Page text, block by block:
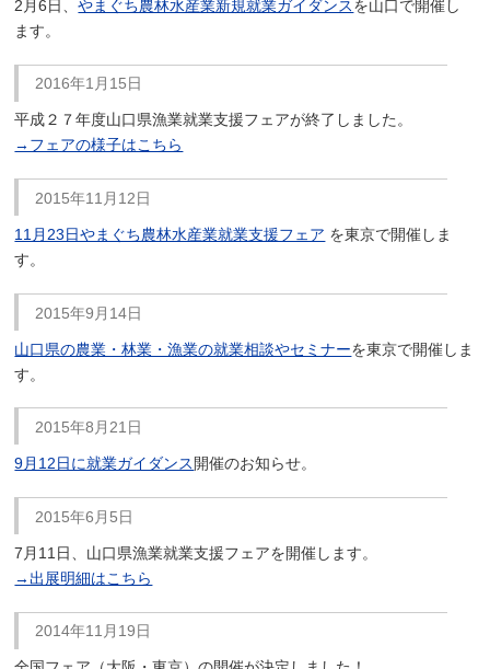
2月6日、やまぐち農林水産業新規就業ガイダンスを山口で開催し
ます。
2016年1月15日
平成２７年度山口県漁業就業支援フェアが終了しました。
→フェアの様子はこちら
2015年11月12日
11月23日やまぐち農林水産業就業支援フェア を東京で開催しま
す。
2015年9月14日
山口県の農業・林業・漁業の就業相談やセミナーを東京で開催しま
す。
2015年8月21日
9月12日に就業ガイダンス 開催のお知らせ。
2015年6月5日
7月11日、山口県漁業就業支援フェアを開催します。
→出展明細はこちら
2014年11月19日